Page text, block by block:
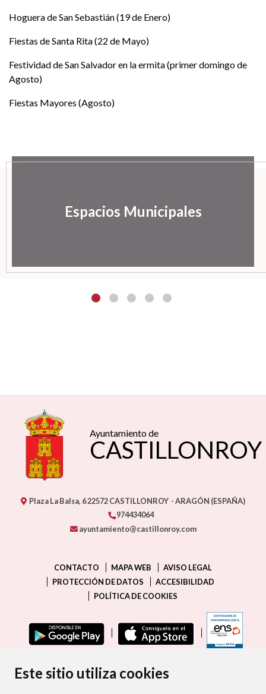
Este sitio utiliza cookies
Hoguera de San Sebastián (19 de Enero)
Fiestas de Santa Rita (22 de Mayo)
Festividad de San Salvador en la ermita (primer domingo de
Agosto)
Fiestas Mayores (Agosto)
Espacios Municipales
Ayuntamiento de
CASTILLONROY
Plaza La Balsa, 622572CASTILLONROY - ARAGÓN (ESPAÑA)
974434064
ayuntamiento@castillonroy.com
CONTACTO MAPA WEB
AVISO LEGAL
PROTECCIÓN DE DATOS
ACCESIBILIDAD
POLÍTICA DE COOKIES